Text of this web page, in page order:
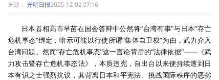
来源： 光明日报2025-12-02 07:16
日本首相高市早苗在国会答辩中公然将“台湾有事”与日本“存亡
危机事态”绑定，暗示可能以行使所谓“集体自卫权”为由，武力介入
台湾问题。然而“存亡危机事态”这一言论背后的“法律依据”——《武
力攻击暨存亡危机事态法》，本质违宪，自出台以来便持续遭到日
本有识之士强烈抗议，其背离日本和平宪法、挑战国际秩序的恶劣